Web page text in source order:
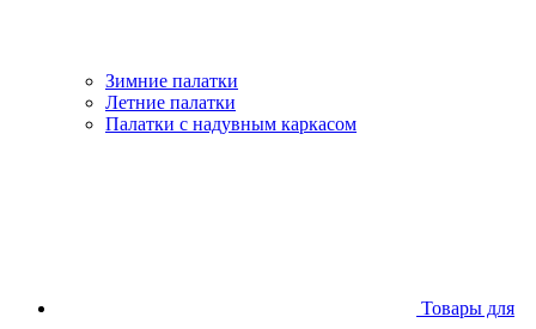
Зимние палатки
Летние палатки
Палатки с надувным каркасом
Товары для